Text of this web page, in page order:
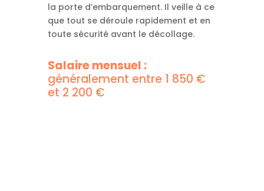
la porte d’embarquement. Il veille à ce
que tout se déroule rapidement et en
toute sécurité avant le décollage.
Salaire mensuel :
généralement entre 1 850 €
et 2 200 €